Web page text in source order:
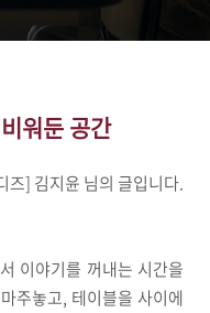
워둔 공간
즈] 김지윤 님의 글입니다.
이야기를 꺼내는 시간을
주놓고, 테이블을 사이에